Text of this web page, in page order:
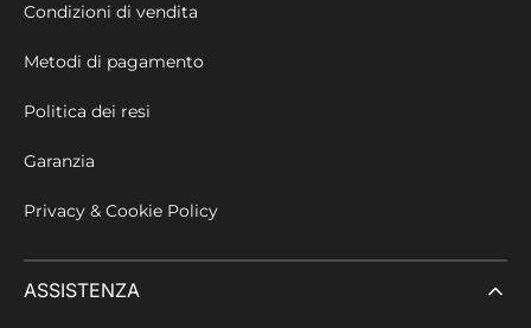
Condizioni di vendita
Metodi di pagamento
Politica dei resi
Garanzia
Privacy & Cookie Policy
ASSISTENZA